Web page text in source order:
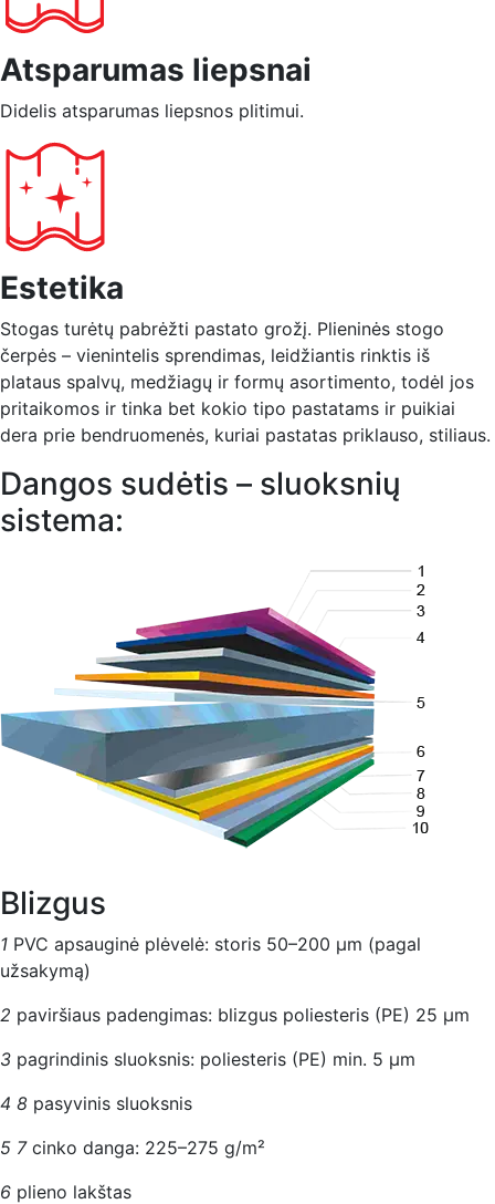
Atsparumas liepsnai
Didelis atsparumas liepsnos plitimui.
Estetika
Stogas turėtų pabrėžti pastato grožį. Plieninės stogo
čerpės – vienintelis sprendimas, leidžiantis rinktis iš
plataus spalvų, medžiagų ir formų asortimento, todėl jos
pritaikomos ir tinka bet kokio tipo pastatams ir puikiai
dera prie bendruomenės, kuriai pastatas priklauso, stiliaus.
Dangos sudėtis – sluoksnių
sistema:
Blizgus
1 PVC apsauginė plėvelė: storis 50–200 μm (pagal
užsakymą)
2 paviršiaus padengimas: blizgus poliesteris (PE) 25 μm
3 pagrindinis sluoksnis: poliesteris (PE) min. 5 μm
4 8 pasyvinis sluoksnis
5 7cinko danga: 225–275 g/m²
6 plieno lakštas